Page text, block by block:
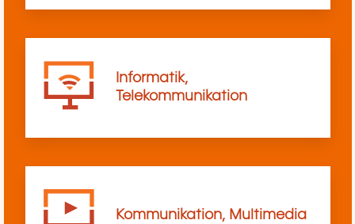
Informatik,
Telekommunikation
Kommunikation, Multimedia